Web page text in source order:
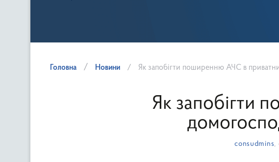
Головна Новини Як запобігти поширенню АЧС в
Як запобігти
consudmins,